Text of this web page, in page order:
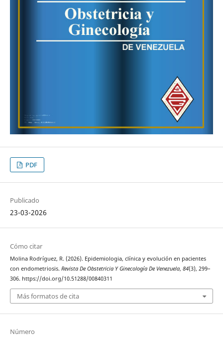
PDF
Publicado
23-03-2026
Cómo citar
Molina Rodríguez, R. (2026). Epidemiologia, clínica y evolución en pacientes
con endometriosis. Revista De Obstetricia Y Ginecología De Venezuela, 84(3), 299–
306. https://doi.org/10.51288/00840311
Más formatos de cita
Número